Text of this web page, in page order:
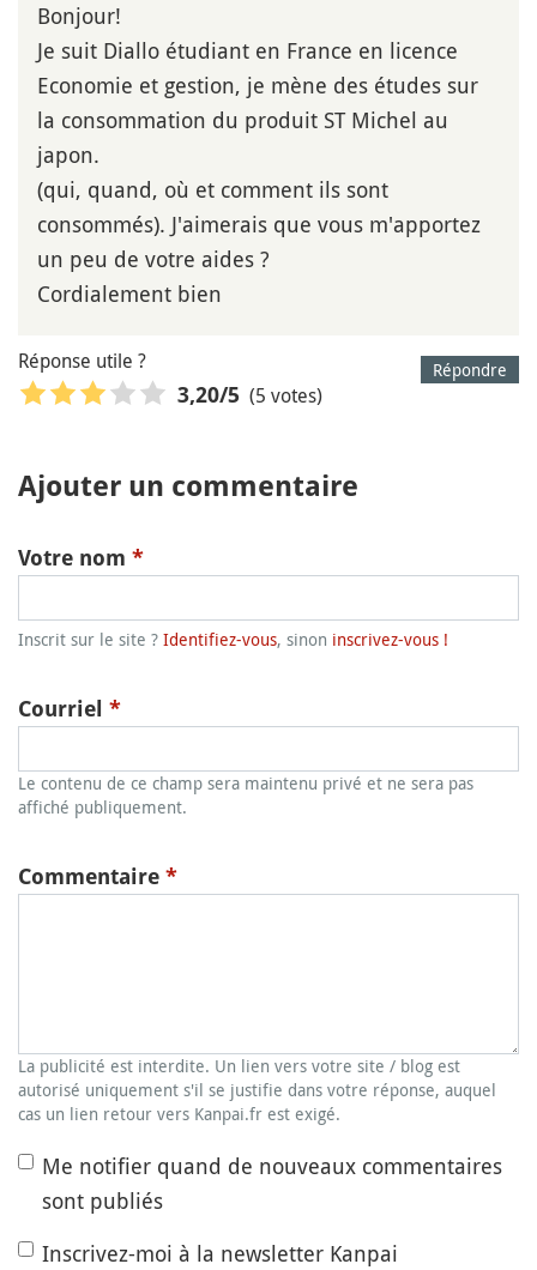
Bonjour!
Je suit Diallo étudiant en France en licence
Economie et gestion, je mène des études sur
la consommation du produit ST Michel au
japon.
(qui, quand, où et comment ils sont
consommés). J'aimerais que vous m'apportez
un peu de votre aides ?
Cordialement bien
Répondre
Réponse utile ?
3,20/5 (5 votes)
Ajouter un commentaire
Votre nom *
Inscrit sur le site ? Identifiez-vous, sinon inscrivez-vous !
Courriel *
Le contenu de ce champ sera maintenu privé et ne sera pas
affiché publiquement.
Commentaire *
La publicité est interdite. Un lien vers votre site / blog est
autorisé uniquement s'il se justifie dans votre réponse, auquel
cas un lien retour vers Kanpai.fr est exigé.
Me notifier quand de nouveaux commentaires
sont publiés
Inscrivez-moi à la newsletter Kanpai